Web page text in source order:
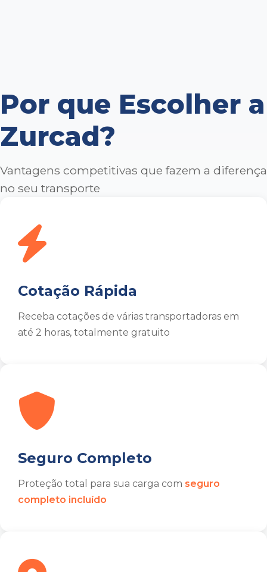
Por que Escolher a
Zurcad?
Vantagens competitivas que fazem a diferença
no seu transporte
Cotação Rápida
Receba cotações de várias transportadoras em
até 2 horas, totalmente gratuito
Seguro Completo
Proteção total para sua carga com seguro
completo incluído